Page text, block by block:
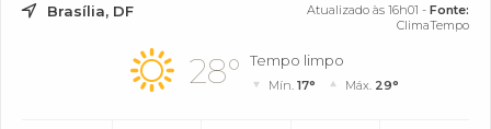
Brasília, DF Atualizado às 16h01 - Fonte:
ClimaTempo
28° Tempo limpo
Mín.17° Máx. 29°